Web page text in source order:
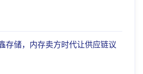
存储，内存卖方时代让供应链议